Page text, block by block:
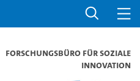
Forschungsbüro für soziale
Innovation